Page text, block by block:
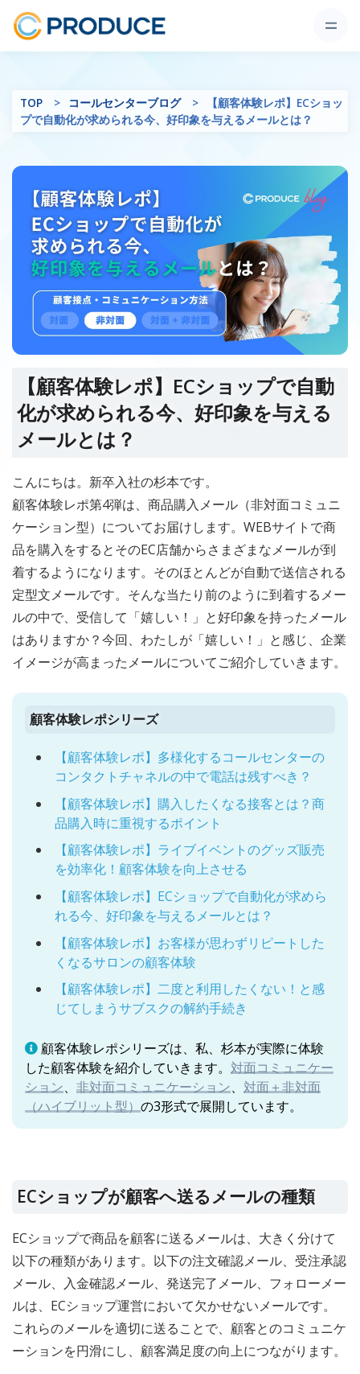
TOP コールセンターブログ
【顧客体験レポ】ECショッ
プで自動化が求められる今、好印象を与えるメールとは？
【顧客体験レポ】ECショップで自動
化が求められる今、好印象を与える
メールとは？
こんにちは。新卒入社の杉本です。
顧客体験レポ第4弾は、商品購入メール（非対面コミュニ
ケーション型）についてお届けします。WEBサイトで商
品を購入をするとそのEC店舗からさまざまなメールが到
着するようになります。そのほとんどが自動で送信される
定型文メールです。そんな当たり前のように到着するメー
ルの中で、受信して「嬉しい！」と好印象を持ったメール
はありますか？今回、わたしが「嬉しい！」と感じ、企業
イメージが高まったメールについてご紹介していきます。
顧客体験レポシリーズ
【顧客体験レポ】多様化するコールセンターの
コンタクトチャネルの中で電話は残すべき？
【顧客体験レポ】購入したくなる接客とは？商
品購入時に重視するポイント
【顧客体験レポ】ライブイベントのグッズ販売
を効率化！顧客体験を向上させる
【顧客体験レポ】ECショップで自動化が求めら
れる今、好印象を与えるメールとは？
【顧客体験レポ】お客様が思わずリピートした
くなるサロンの顧客体験
【顧客体験レポ】二度と利用したくない！と感
じてしまうサブスクの解約手続き
顧客体験レポシリーズは、私、杉本が実際に体験
した顧客体験を紹介していきます。 対面コミュニケー
ション、 非対面コミュニケーション、 対面＋非対面
（ハイブリット型）の3形式で展開しています。
ECショップが顧客へ送るメールの種類
ECショップで商品を顧客に送るメールは、大きく分けて
以下の種類があります。以下の注文確認メール、受注承認
メール、入金確認メール、発送完了メール、フォローメー
ルは、ECショップ運営において欠かせないメールです。
これらのメールを適切に送ることで、顧客とのコミュニケ
ーションを円滑にし、顧客満足度の向上につながります。